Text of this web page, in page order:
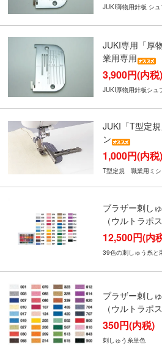
JUKI薄物用針板 シ
JUKI専用「厚
業用専用
3,900円(内税)
JUKI厚物用針板シュ
JUKI「T型定
ン
1,000円(内税)
T型定規 職業用ミシ
ブラザー刺し
（ウルトラポ
12,500円(内
39色の刺しゅう糸と
ブラザー刺し
（ウルトラポ
350円(内税)
刺しゅう糸単色